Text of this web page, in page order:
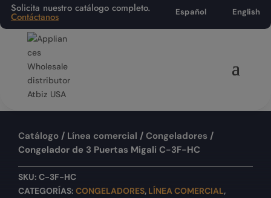
Solicita nuestro catálogo completo.
Contáctanos Español English
Catálogo / Línea comercial / Congeladores /
Congelador de 3 Puertas Migali C-3F-HC
SKU: C-3F-HC
CATEGORÍAS: CONGELADORES, LÍNEA COMERCIAL,